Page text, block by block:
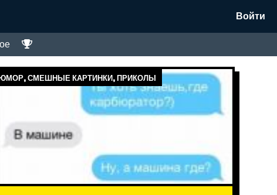
Войти
СМЕШНЫЕ КАРТИНКИ, ПРИКОЛЫ